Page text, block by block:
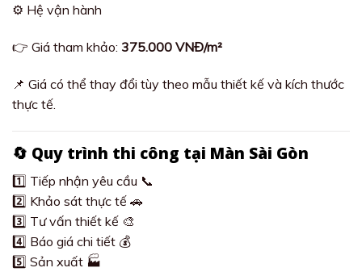
⚙️ Hệ vận hành
👉 Giá tham khảo: 375.000 VNĐ/m²
📌 Giá có thể thay đổi tùy theo mẫu thiết kế và kích thước
thực tế.
🔄 Quy trình thi công tại Màn Sài Gòn
1️⃣ Tiếp nhận yêu cầu 📞
2️⃣ Khảo sát thực tế 🚗
3️⃣ Tư vấn thiết kế 🎨
4️⃣ Báo giá chi tiết 💰
5️⃣ Sản xuất 🏭